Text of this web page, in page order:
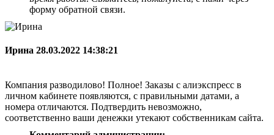
форму обратной связи.
Ирина 28.03.2022 14:38:21
Компания разводилово! Полное! Заказы с алиэкспресс в
личном кабинете появляются, с правильными датами, а
номера отличаются. Подтвердить невозможно,
соответственно ваши денежки утекают собственникам сайта.